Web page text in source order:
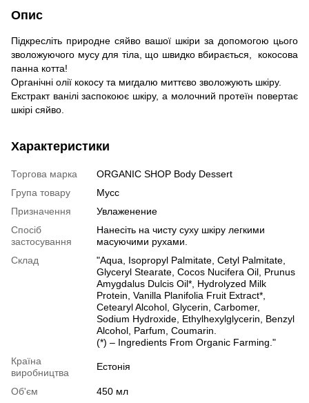
Опис
Підкресліть природне сяйво вашої шкіри за допомогою цього
зволожуючого мусу для тіла, що швидко вбирається, кокосова
панна котта!
Органічні олії кокосу та мигдалю миттєво зволожують шкіру.
Екстракт ванілі заспокоює шкіру, а молочний протеїн повертає
шкірі сяйво.
Характеристики
Торгова марка
ORGANIC SHOP Body Dessert
Група товару
Мусс
Призначення
Увлаженение
Спосіб
застосування
Нанесіть на чисту суху шкіру легкими
масуючими рухами.
Склад
"Aqua, Isopropyl Palmitate, Cetyl Palmitate,
Glyceryl Stearate, Cocos Nucifera Oil, Prunus
Amygdalus Dulcis Oil*, Hydrolyzed Milk
Protein, Vanilla Planifolia Fruit Extract*,
Cetearyl Alcohol, Glycerin, Carbomer,
Sodium Hydroxide, Ethylhexylglycerin, Benzyl
Alcohol, Parfum, Coumarin.
(*) – Ingredients From Organic Farming."
Країна
виробництва
Естонія
Об'єм
450 мл